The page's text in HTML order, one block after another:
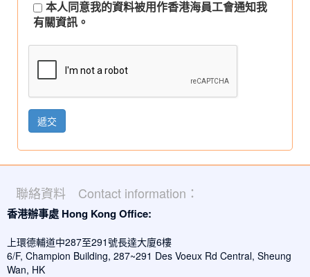
本人同意我的資料被用作香港海員工會通知我
有關資訊。
遞交
聯絡資料 Contact information：
香港辦事處 Hong Kong Office:
上環德輔道中287至291號長達大廈6樓
6/F, Champion Building, 287~291 Des Voeux Rd Central, Sheung
Wan, HK